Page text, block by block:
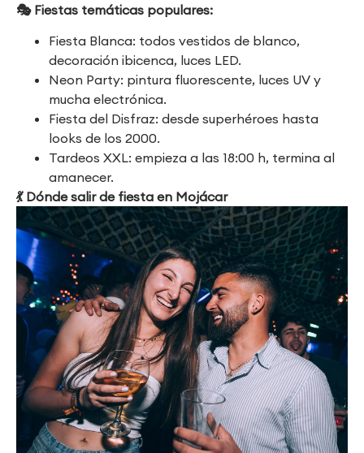
🎭Fiestas temáticas populares:
Fiesta Blanca: todos vestidos de blanco,
decoración ibicenca, luces LED.
Neon Party: pintura fluorescente, luces UV y
mucha electrónica.
Fiesta del Disfraz: desde superhéroes hasta
looks de los 2000.
Tardeos XXL: empieza a las 18:00 h, termina al
amanecer.
💃Dónde salir de fiesta en Mojácar